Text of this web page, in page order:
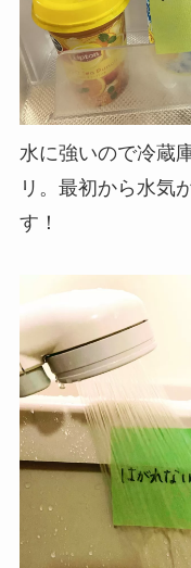
水に強いので冷蔵
リ。最初から水気
す！